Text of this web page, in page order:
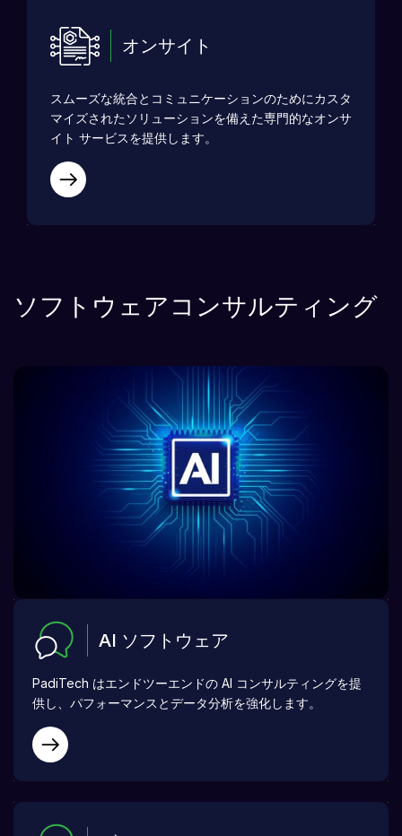
オンサイト
スムーズな統合とコミュニケーションのためにカスタ
マイズされたソリューションを備えた専門的なオンサ
イト サービスを提供します。
ソフトウェアコンサルティング
AI ソフトウェア
PadiTech はエンドツーエンドの AI コンサルティングを提
供し、パフォーマンスとデータ分析を強化します。